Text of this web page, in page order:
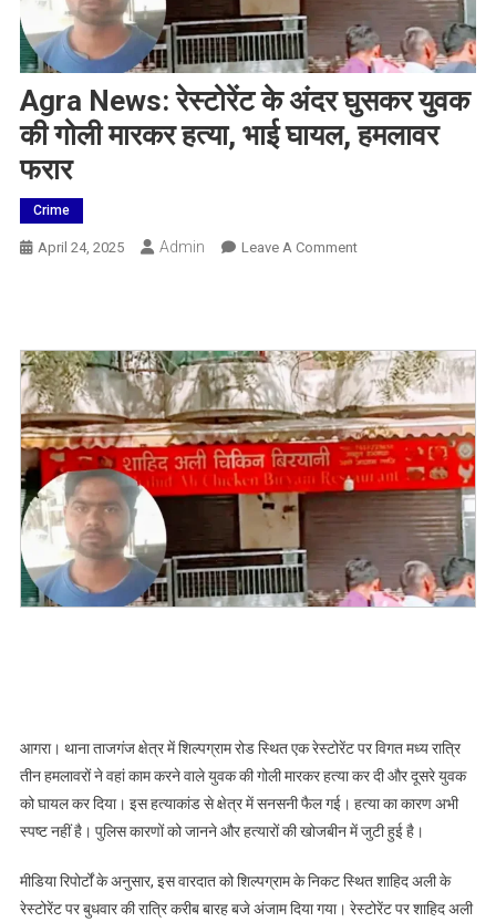
Agra News: रेस्टोरेंट के अंदर घुसकर युवक
की गोली मारकर हत्या, भाई घायल, हमलावर
फरार
Crime
April 24, 2025 Admin Leave A CommentOn
के
अंदर
घुसकर
युवक
की
गोली
मारकर
घायल,
हमलावर
आगरा। थाना ताजगंज क्षेत्र में शिल्पग्राम रोड स्थित एक रेस्टोरेंट पर विगत मध्य रात्रि
तीन हमलावरों ने वहां काम करने वाले युवक की गोली मारकर हत्या कर दी और दूसरे युवक
को घायल कर दिया। इस हत्याकांड से क्षेत्र में सनसनी फैल गई। हत्या का कारण अभी
स्पष्ट नहीं है। पुलिस कारणों को जानने और हत्यारों की खोजबीन में जुटी हुई है।
मीडिया रिपोर्टों के अनुसार, इस वारदात को शिल्पग्राम के निकट स्थित शाहिद अली के
रेस्टोरेंट पर बुधवार की रात्रि करीब बारह बजे अंजाम दिया गया। रेस्टोरेंट पर शाहिद अली